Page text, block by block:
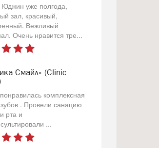
Юджин уже полгода,
зал, красивый,
Вежливый
Очень нравится тре...
Смайл» (Clinic
комплексная
зубов . Провели санацию
рта и
...